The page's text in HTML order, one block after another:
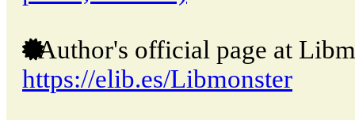
Author's official page at
https://elib.es/Libmonster